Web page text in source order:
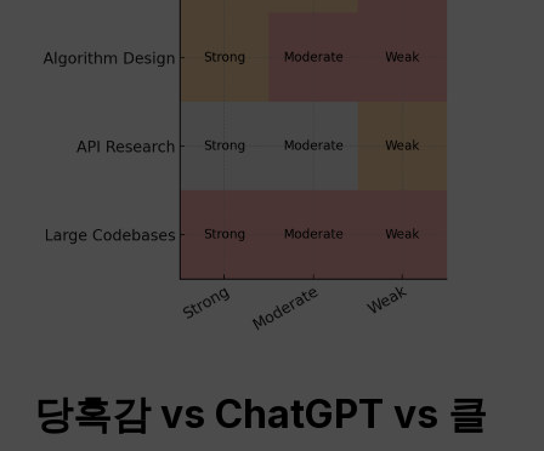
당혹감vs ChatGPTvs 클